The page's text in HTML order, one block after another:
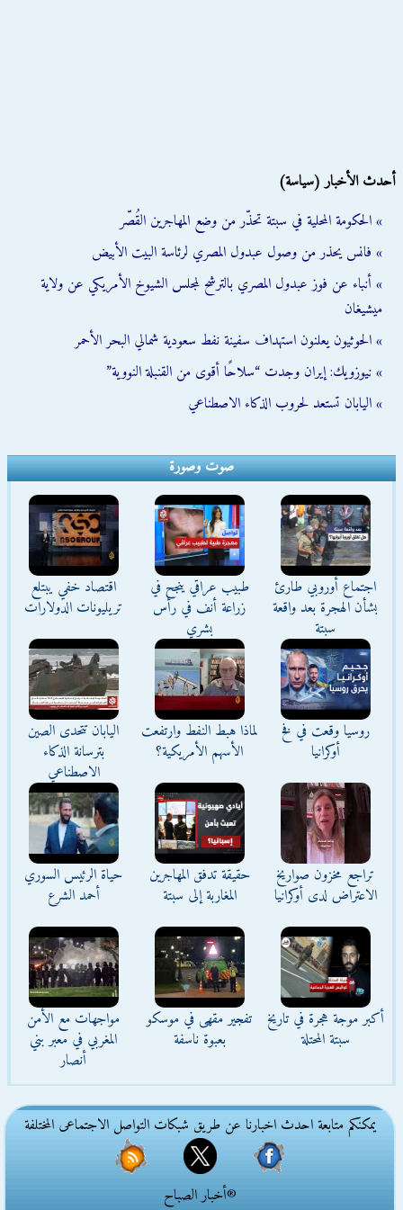
أحدث الأخبار (سياسة)
» الحكومة المحلية في سبتة تحذّر من وضع المهاجرين القُصّر
» فانس يحذر من وصول عبدول المصري لرئاسة البيت الأبيض
» أنباء عن فوز عبدول المصري بالترشح لمجلس الشيوخ الأمريكي عن ولاية
ميشيغان
» الحوثيون يعلنون استهداف سفينة نفط سعودية شمالي البحر الأحمر
» نيوزويك: إيران وجدت “سلاحًا أقوى من القنبلة النووية”
» اليابان تستعد لحروب الذكاء الاصطناعي
صوت وصورة
اجتماع أوروبي طارئ
بشأن الهجرة بعد واقعة
سبتة
طبيب عراقي ينجح في
زراعة أنف في رأس
بشري
اقتصاد خفي يبتلع
تريليونات الدولارات
روسيا وقعت في فخ
أوكرانيا
لماذا هبط النفط وارتفعت
الأسهم الأمريكية؟
اليابان تتحدى الصين
بترسانة الذكاء
الاصطناعي
تراجع مخزون صواريخ
الاعتراض لدى أوكرانيا
حقيقة تدفق المهاجرين
المغاربة إلى سبتة
حياة الرئيس السوري
أحمد الشرع
أكبر موجة هجرة في تاريخ
سبتة المحتلة
تفجير مقهى في موسكو
بعبوة ناسفة
مواجهات مع الأمن
المغربي في معبر بني
أنصار
يمكنكم متابعة احدث اخبارنا عن طريق شبكات التواصل الاجتماعى المختلفة
®أخبار الصباح